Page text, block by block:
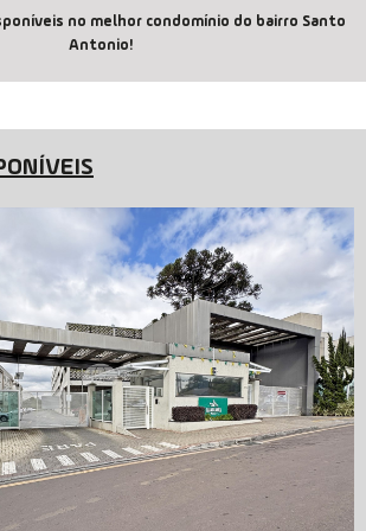
no melhor condomínio do bairro Santo
Antonio!